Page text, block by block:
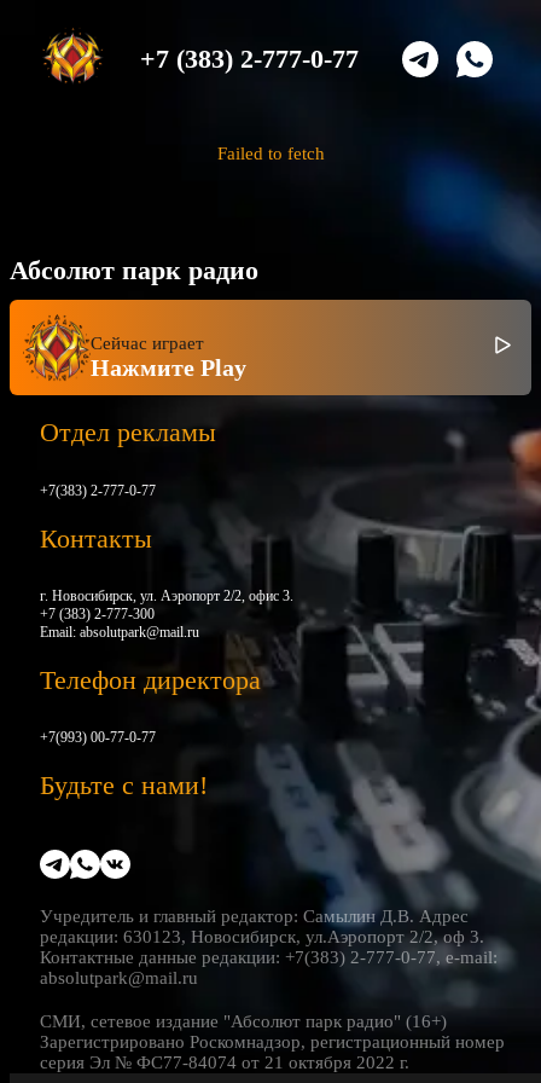
+7 (383) 2-777-0-77
Failed to fetch
Абсолют парк радио
Сейчас играет
Нажмите Play
Отдел рекламы
+7(383) 2-777-0-77
Контакты
г. Новосибирск, ул. Аэропорт 2/2, офис 3.
+7 (383) 2-777-300
Email: absolutpark@mail.ru
Телефон директора
+7(993) 00-77-0-77
Будьте с нами!
Учредитель и главный редактор: Самылин Д.В. Адрес
редакции: 630123, Новосибирск, ул.Аэропорт 2/2, оф 3.
Контактные данные редакции: +7(383) 2-777-0-77, e-mail:
absolutpark@mail.ru
СМИ, сетевое издание "Абсолют парк радио" (16+)
Зарегистрировано Роскомнадзор, регистрационный номер
серия Эл № ФС77-84074 от 21 октября 2022 г.